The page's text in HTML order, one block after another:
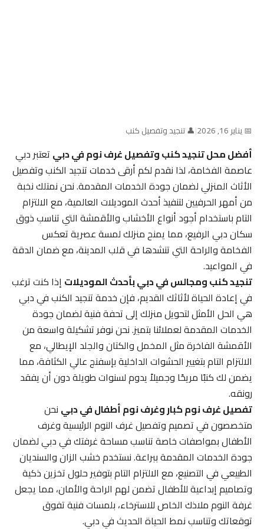
📅 يناير 16, 2026 |👤 تنجيد وتفصيل كنب
أفضل محل تنجيد كنب وتفصيل غرف نوم في دبيتعتبر دبي
عاصمة الفخامة، لذا نقدم لكم أرقى خدمات تنجيد الكنب وتفصيل
الأثاث المنزلي لضمان جودة الخدمات المقدمة. نحن نمتلك نخبة
من أمهر الحرفيين لتنفيذ أحدث الموديلات العالمية، مع الالتزام
التام باستخدام أجود أنواع الأخشاب والأقمشة التي تناسب ذوق
سكان دبي الرفيع، مما يمنح منزلك لمسة عصرية تعكس
الفخامة والراحة التي تنشدها في قلب المدينة، مع ضمان الدقة
في المواعيد.
تنجيد كنب ومجالس في دبي بأحدث الموديلاتإذا كنت ترغب
في إعادة الحياة لأثاثك القديم، فإن خدمة تنجيد الكنب في دبي
هي الحل الأمثل لتحويل منزلك إلى تحفة فنية لضمان جودة
الخدمات المقدمة لعملائنا بتميز. نحن نوفر تشكيلة واسعة من
الأقمشة الفاخرة مثل المخمل والكتان والجلد الإيطالي، مع
الالتزام التام بتغيير الحشوات الداخلية بإسفنج عالي الكثافة، مما
يضمن لك كنبًا مريحًا وجميلاً يدوم لسنوات طويلة دون أن يفقد
رونقه.
تفصيل غرف نوم كبار وغرف نوم أطفال في دبينحن
متخصصون في تصميم وتفصيل غرف النوم الرئيسية وغرف
الأطفال بمواصفات خاصة تناسب مساحة غرفتك في دبي لضمان
جودة الخدمات المقدمة ببراعة. نستخدم خشب الزان والسنديان
الطبيعي في التصنيع، مع الالتزام التام بتوفير حلول تخزين ذكية
وتصاميم إبداعية للأطفال تضمن لهم الراحة والأمان، مما يجعل
غرفة النوم ملاذك الخاص للاسترخاء، بلمسات فنية تفوق
توقعاتك وتناسب نمط الحياة الحديث في دبي.